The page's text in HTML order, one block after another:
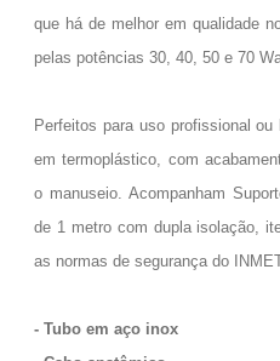
que há de melhor em qualidade
pelas potências 30, 40, 50 e 70
Perfeitos para uso profissional
em termoplástico, com
o manuseio. Acompanham
de 1 metro com dupla isolação,
as normas de segurança do
- Tubo em aço inox